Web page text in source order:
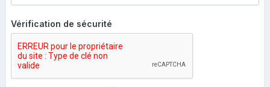
Vérification de sécurité